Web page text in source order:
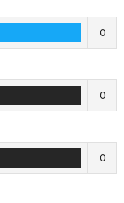
0
0
0